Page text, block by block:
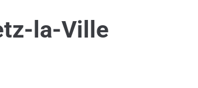
la-Ville